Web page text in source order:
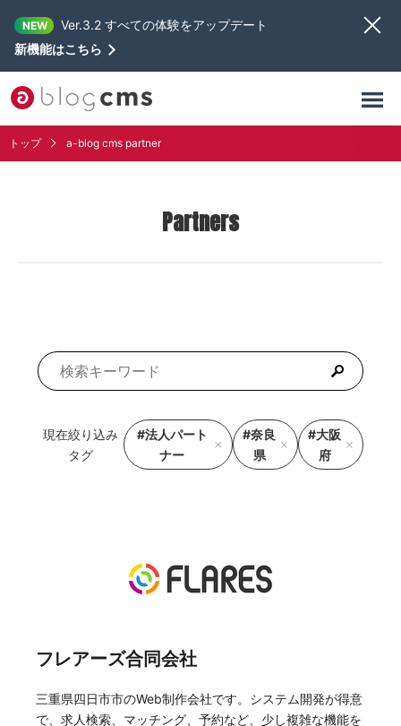
NEW
Ver.3.2 すべての体験をアップデート
新機能はこちら
トップ a-blog cms partner
Partners
現在絞り込み
タグ
#法人パート
ナー
#奈良
県
#大阪
府
フレアーズ合同会社
三重県四日市市のWeb制作会社です。システム開発が得意
で、求人検索、マッチング、予約など、少し複雑な機能を